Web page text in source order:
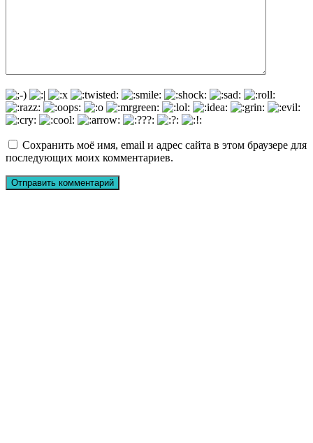
Сохранить моё имя, email и адрес сайта в этом браузере для
последующих моих комментариев.